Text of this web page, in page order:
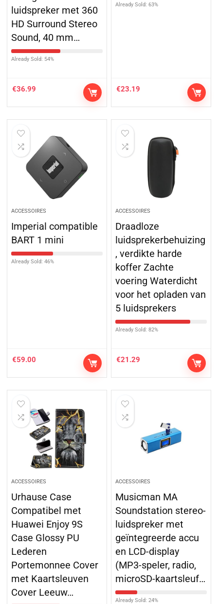
luidspreker met 360
HD Surround Stereo
Sound, 40 mm…
Already Sold: 54%
€36.99
Already Sold: 63%
€23.19
ACCESSOIRES
Imperial compatible
BART 1 mini
Already Sold: 46%
€59.00
ACCESSOIRES
Draadloze
luidsprekerbehuizing
, verdikte harde
koffer Zachte
voering Waterdicht
voor het opladen van
5 luidsprekers
Already Sold: 82%
€21.29
ACCESSOIRES
Urhause Case
Compatibel met
Huawei Enjoy 9S
Case Glossy PU
Lederen
Portemonnee Cover
met Kaartsleuven
Cover Leeuw…
ACCESSOIRES
Musicman MA
Soundstation stereo-
luidspreker met
geïntegreerde accu
en LCD-display
(MP3-speler, radio,
microSD-kaartsleuf…
Already Sold: 24%